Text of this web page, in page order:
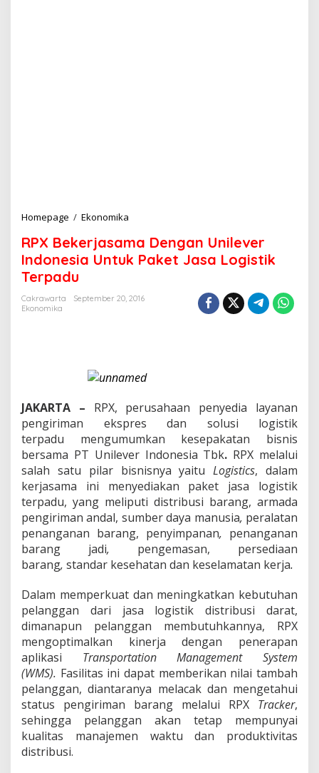
Homepage / Ekonomika
X
B
e
e
a
e
n
g
n
U
n
i
l
e
v
r
d
o
n
e
s
i
a
U
t
u
k
RPX Bekerjasama Dengan Unilever
Indonesia Untuk Paket Jasa Logistik
Terpadu
Cakrawarta
September 20, 2016
Ekonomika
JAKARTA – RPX, perusahaan penyedia layanan
pengiriman ekspres dan solusi logistik
terpadu
mengumumkan kesepakatan bisnis
bersama PT Unilever Indonesia Tbk. RPX melalui
salah satu pilar bisnisnya yaituLogistics, dalam
kerjasama ini menyediakan paket jasa logistik
terpadu, yang meliputi distribusi barang, armada
pengiriman andal, sumber daya manusia, peralatan
penanganan barang, penyimpanan, penanganan
barang jadi, pengemasan, persediaan
barang, standar kesehatan dan keselamatan kerja.
Dalam memperkuat dan meningkatkan kebutuhan
pelanggan dari jasa logistik distribusi darat,
dimanapun pelanggan membutuhkannya, RPX
mengoptimalkan kinerja dengan penerapan
aplikasi Transportation Management System
(WMS). Fasilitas ini dapat memberikan nilai tambah
pelanggan, diantaranya melacak dan mengetahui
status pengiriman barang melalui RPX Tracker,
sehingga pelanggan akan tetap mempunyai
kualitas manajemen waktu dan produktivitas
distribusi.